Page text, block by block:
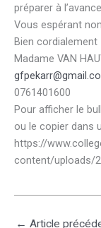
préparer à
Vous espérant
Bien cordialement
Madame VAN
0761401600
Pour afficher le
ou le copier dans
https://
content/uploads/
← Article